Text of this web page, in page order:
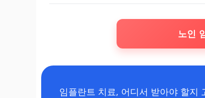
노인
임플란트 치료, 어디서 받아야 할지